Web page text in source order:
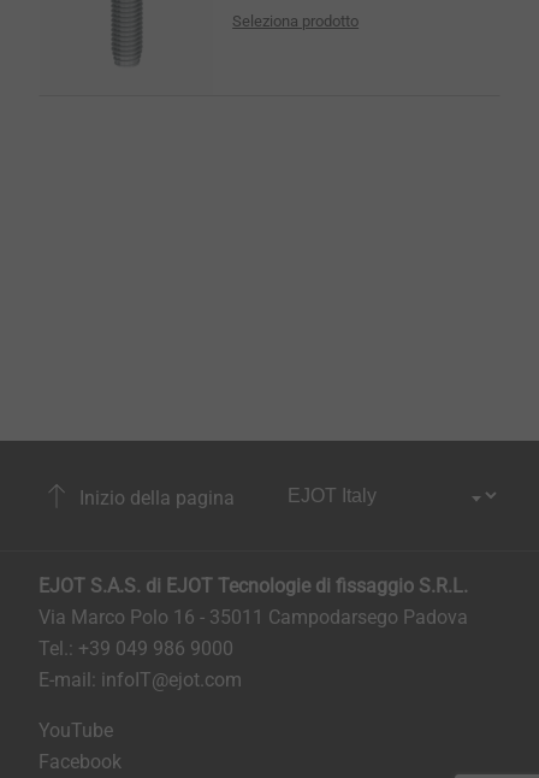
Seleziona prodotto
Inizio della pagina
EJOT S.A.S. di EJOT Tecnologie di fissaggio S.R.L.
Via Marco Polo 16 - 35011 Campodarsego Padova
Tel.: +39 049 986 9000
E-mail: infoIT@ejot.com
YouTube
Facebook